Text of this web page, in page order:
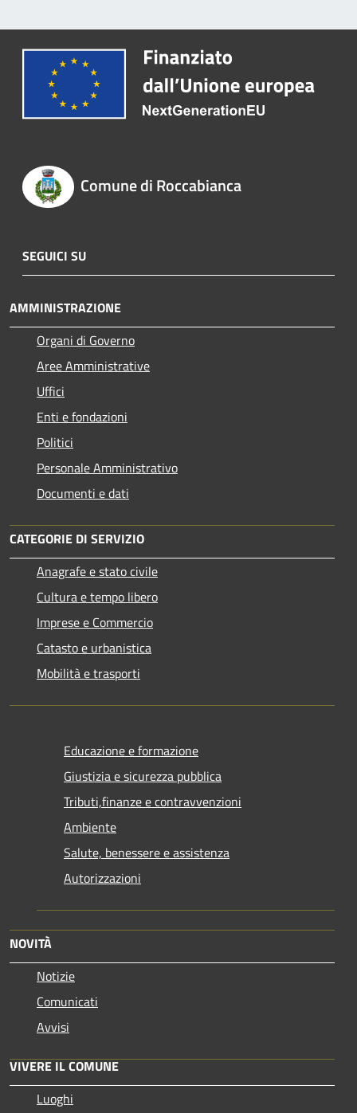
Comune di Roccabianca
SEGUICI SU
AMMINISTRAZIONE
Organi di Governo
Aree Amministrative
Uffici
Enti e fondazioni
Politici
Personale Amministrativo
Documenti e dati
CATEGORIE DI SERVIZIO
Anagrafe e stato civile
Cultura e tempo libero
Imprese e Commercio
Catasto e urbanistica
Mobilità e trasporti
Educazione e formazione
Giustizia e sicurezza pubblica
Tributi,finanze e contravvenzioni
Ambiente
Salute, benessere e assistenza
Autorizzazioni
NOVITÀ
Notizie
Comunicati
Avvisi
VIVERE IL COMUNE
Luoghi